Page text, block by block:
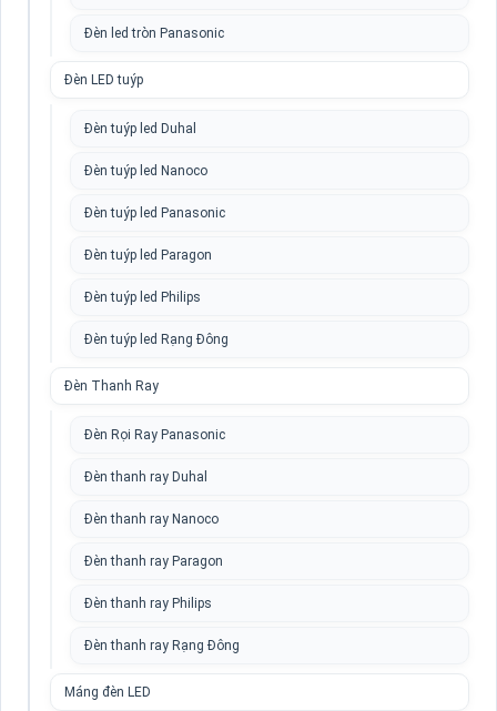
Đèn led tròn Panasonic
Đèn LED tuýp
Đèn tuýp led Duhal
Đèn tuýp led Nanoco
Đèn tuýp led Panasonic
Đèn tuýp led Paragon
Đèn tuýp led Philips
Đèn tuýp led Rạng Đông
Đèn Thanh Ray
Đèn Rọi Ray Panasonic
Đèn thanh ray Duhal
Đèn thanh ray Nanoco
Đèn thanh ray Paragon
Đèn thanh ray Philips
Đèn thanh ray Rạng Đông
Máng đèn LED